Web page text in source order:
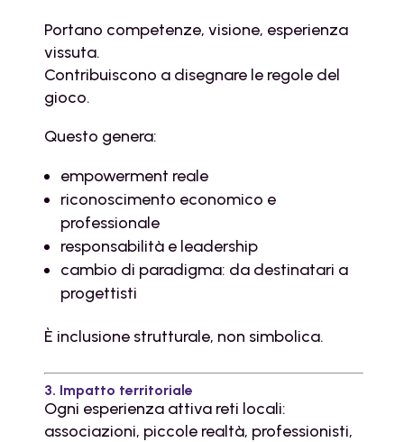
Portano competenze, visione, esperienza
vissuta.
Contribuiscono a disegnare le regole del
gioco.
Questo genera:
empowerment reale
riconoscimento economico e
professionale
responsabilità e leadership
cambio di paradigma: da destinatari a
progettisti
È inclusione strutturale, non simbolica.
3. Impatto territoriale
Ogni esperienza attiva reti locali:
associazioni, piccole realtà, professionisti,